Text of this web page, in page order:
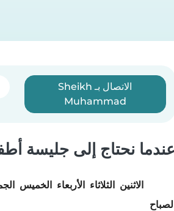
الاتصال بـ Sheikh
Muhammad
عندما نحتاج إلى جليسة
الاثنين الثلاثاء الأربعاء الخميس